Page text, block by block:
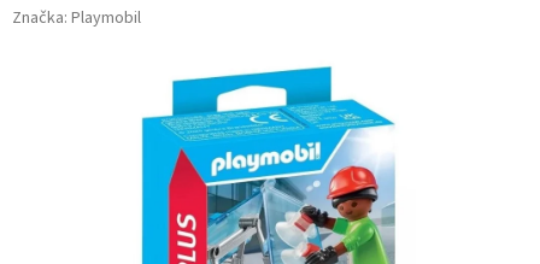
Značka: Playmobil